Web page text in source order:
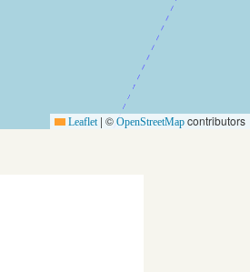
Leaflet | © OpenStreetMap contributors